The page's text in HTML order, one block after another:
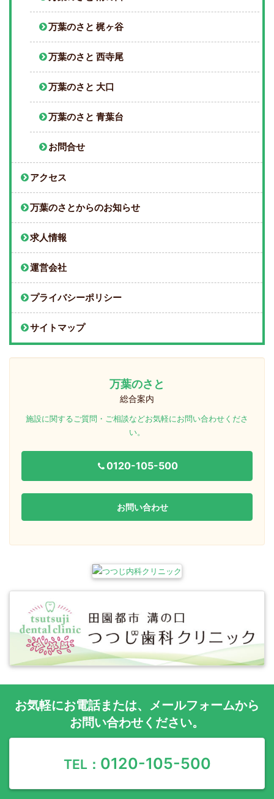
万葉のさと 梶ヶ谷
万葉のさと 西寺尾
万葉のさと 大口
万葉のさと 青葉台
お問合せ
アクセス
万葉のさとからのお知らせ
求人情報
運営会社
プライバシーポリシー
サイトマップ
万葉のさと
総合案内
施設に関するご質問・ご相談などお気軽にお問い合わせくださ
い。
0120-105-500
お問い合わせ
お気軽にお電話または、 メールフォームから
お問い合わせください。
TEL： 0120-105-500